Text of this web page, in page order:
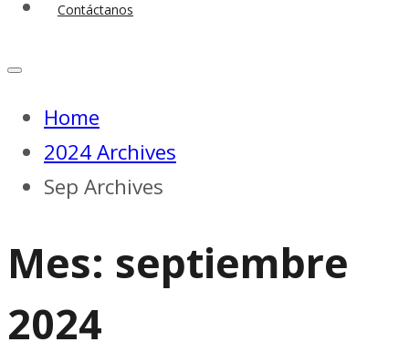
Contáctanos
Home
2024 Archives
Sep Archives
Mes: septiembre
2024